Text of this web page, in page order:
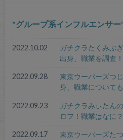
グループ系インフルエンサー
2022.10.02
ガチクラたくみぶ
出身、職業を調査！
2022.09.28
東京ウーバーズつ
身、職業についても
2022.09.23
ガチクラみぃたん
ロフ！職業はなに？
2022.09.17
東京ウーバーズた